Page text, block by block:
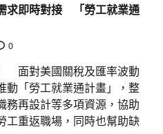
求即時對接 「勞工就業通
0
面對美國關稅及匯率波動
動「勞工就業通計畫」，整
務再設計等多項資源，協助
工重返職場，同時也幫助缺